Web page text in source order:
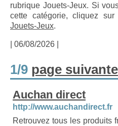
rubrique Jouets-Jeux. Si
cette catégorie, cliquez
Jouets-Jeux.
| 06/08/2026 |
1/9 page suivante
Auchan direct
http://www.auchandirect.fr
Retrouvez tous les produits